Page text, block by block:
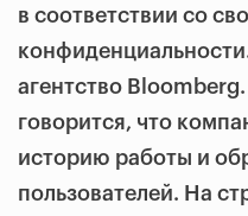
в соответствии со
агентство
говорится, что
историю работы и
пользователей. На